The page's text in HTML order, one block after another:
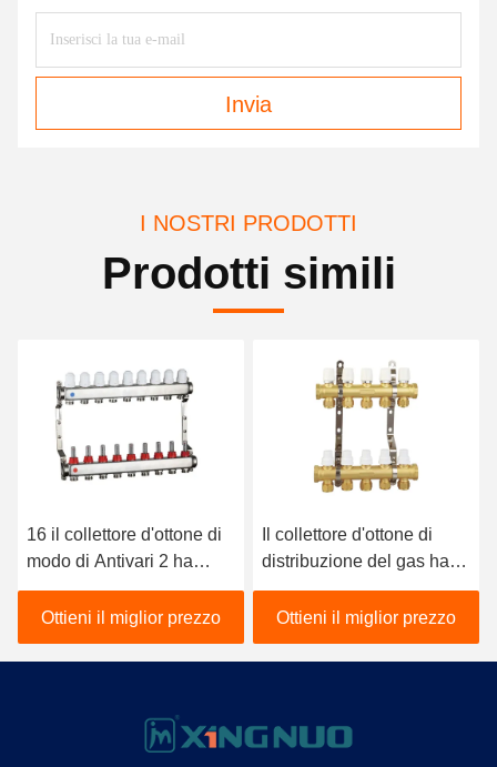
Invia
I NOSTRI PRODOTTI
Prodotti simili
16 il collettore d'ottone di
modo di Antivari 2 ha
forgiato il collettore
d'ottone di distribuzione
del corpo d'ottone
Ottieni il miglior prezzo
Il collettore d'ottone di
distribuzione del gas ha
infilato la distribuzione
PTFE molteplice
dell'acqua calda
Ottieni il miglior prezzo